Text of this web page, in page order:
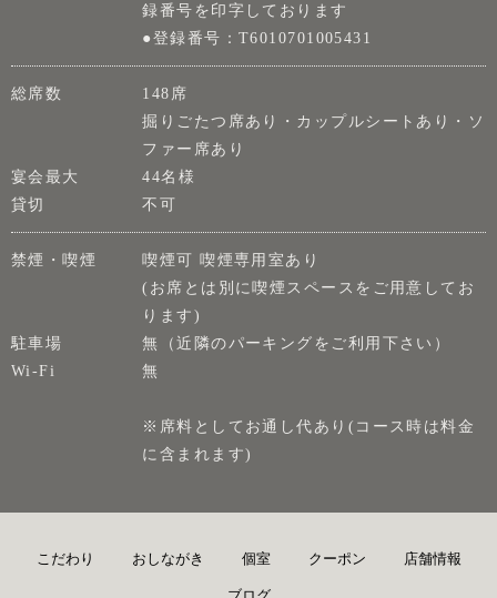
録番号を印字しております
●登録番号：T6010701005431
総席数
148席
掘りごたつ席あり・カップルシートあり・ソ
ファー席あり
宴会最大
44名様
貸切
不可
禁煙・喫煙
喫煙可 喫煙専用室あり
(お席とは別に喫煙スペースをご用意してお
ります)
駐車場
無（近隣のパーキングをご利用下さい）
Wi-Fi
無
※席料としてお通し代あり(コース時は料金
に含まれます)
こだわり おしながき 個室 クーポン 店舗情報